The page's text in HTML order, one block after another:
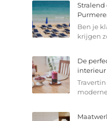
Stralend
Ben je
krijgen
De
interieur